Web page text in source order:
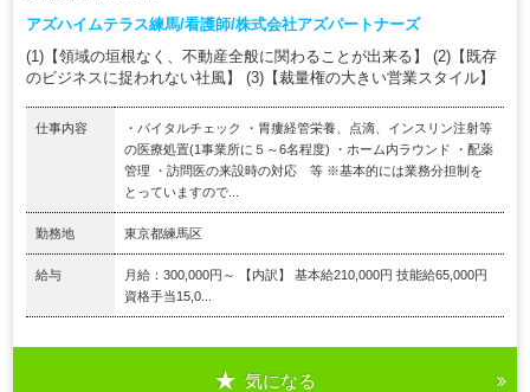
アズハイムテラス練馬/看護師/株式会社アズパートナーズ
(1)【領域の垣根なく、不動産全般に関わることが出来る】 (2)【既存
のビジネスに捉われない社風】 (3)【裁量権の大きい営業スタイル】
仕事内容
・バイタルチェック ・胃瘻経管栄養、点滴、インスリン注射等
の医療処置(1事業所に５～6名程度) ・ホーム内ラウンド ・配薬
管理 ・訪問医の来設時の対応 等 ※基本的には業務分担制を
とっていますので...
勤務地 東京都練馬区
給与
月給：300,000円～ 【内訳】 基本給210,000円 技能給65,000円
資格手当15,0...
気になる